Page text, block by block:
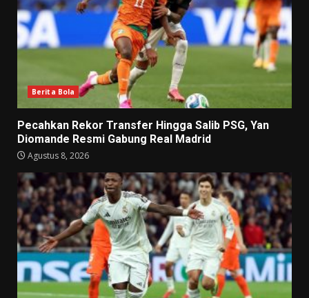
Berita Bola
Pecahkan Rekor Transfer Hingga Salib PSG, Yan
Diomande Resmi Gabung Real Madrid
Agustus 8, 2026